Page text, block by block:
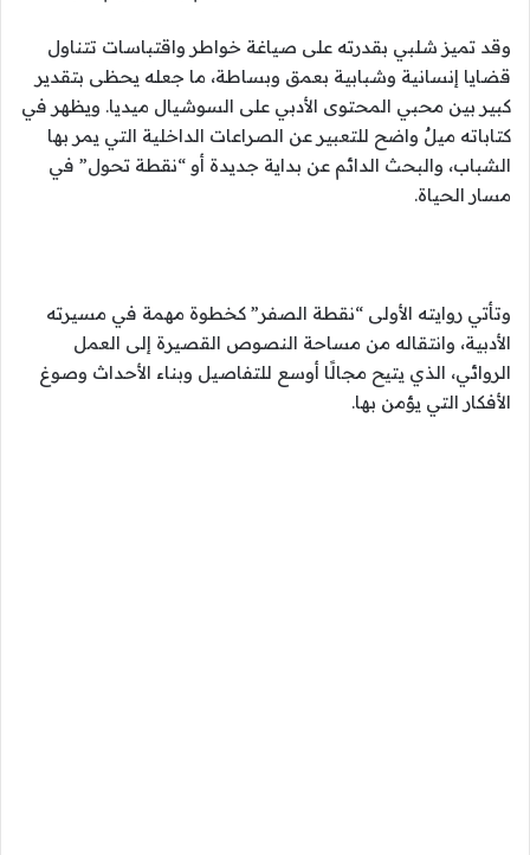
وقد تميز شلبي بقدرته على صياغة خواطر واقتباسات تتناول
قضايا إنسانية وشبابية بعمق وبساطة، ما جعله يحظى بتقدير
كبير بين محبي المحتوى الأدبي على السوشيال ميديا. ويظهر في
كتاباته ميلٌ واضح للتعبير عن الصراعات الداخلية التي يمر بها
الشباب، والبحث الدائم عن بداية جديدة أو “نقطة تحول” في
مسار الحياة.
وتأتي روايته الأولى “نقطة الصفر” كخطوة مهمة في مسيرته
الأدبية، وانتقاله من مساحة النصوص القصيرة إلى العمل
الروائي، الذي يتيح مجالًا أوسع للتفاصيل وبناء الأحداث وصوغ
الأفكار التي يؤمن بها.